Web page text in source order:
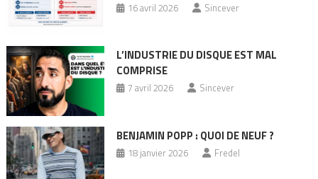
16 avril 2026 Sincever
L’INDUSTRIE DU DISQUE EST MAL
COMPRISE
7 avril 2026 Sincever
BENJAMIN POPP : QUOI DE NEUF ?
18 janvier 2026 Fredel